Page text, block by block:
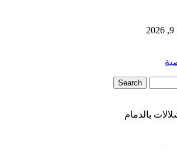
بالدمام